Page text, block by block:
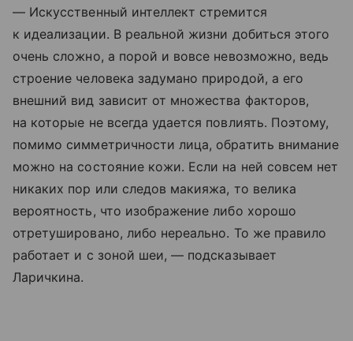
— Искусственный интеллект стремится
к идеализации. В реальной жизни добиться этого
очень сложно, а порой и вовсе невозможно, ведь
строение человека задумано природой, а его
внешний вид зависит от множества факторов,
на которые не всегда удается повлиять. Поэтому,
помимо симметричности лица, обратить внимание
можно на состояние кожи. Если на ней совсем нет
никаких пор или следов макияжа, то велика
вероятность, что изображение либо хорошо
отретушировано, либо нереально. То же правило
работает и с зоной шеи, — подсказывает
Ларичкина.